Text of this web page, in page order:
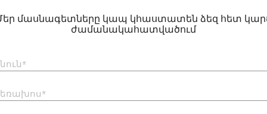
մասնագետները կապ կհաստատեն ձեզ հետ
ժամանակահատվածում